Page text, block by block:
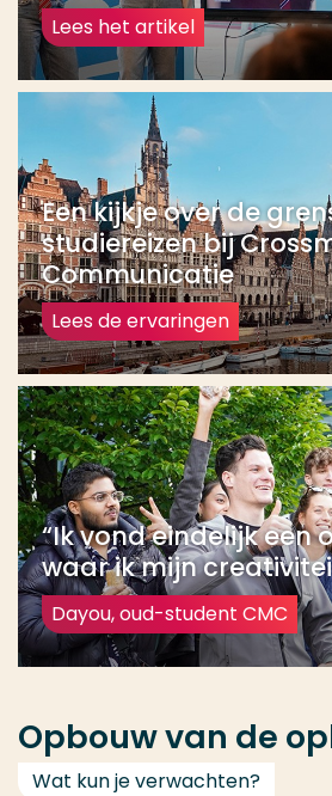
Lees het artikel
Een kijkje over de
studiereizen bij
Communicatie
Lees de ervaringen
“Ik vond eindelijk een
waar ik mijn
Dayou, oud-student CMC
Opbouw van de
Wat kun je verwachten?